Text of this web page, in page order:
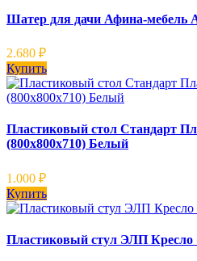
Шатер для дачи Афина-мебель
2.680 ₽
Купить
Пластиковый стол Стандарт
(800х800х710) Белый
1.000 ₽
Купить
Пластиковый стул ЭЛП Кресло